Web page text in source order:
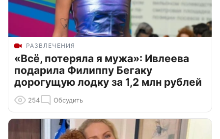
РАЗВЛЕЧЕНИЯ
«Всё, потеряла я мужа»: Ивлеева
подарила Филиппу Бегаку
дорогущую лодку за 1,2 млн рублей
254 Обсудить